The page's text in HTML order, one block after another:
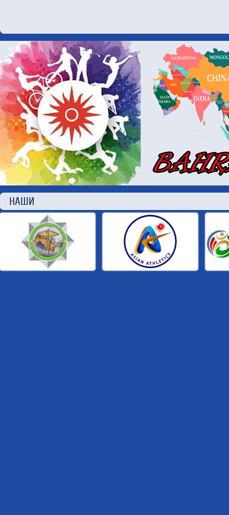
НАШИ